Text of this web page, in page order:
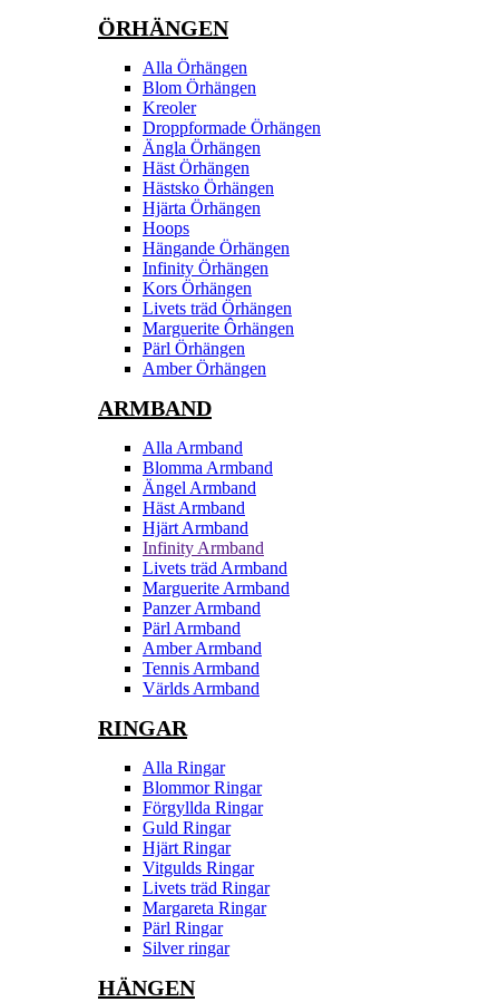
ÖRHÄNGEN
Alla Örhängen
Blom Örhängen
Kreoler
Droppformade Örhängen
Ängla Örhängen
Häst Örhängen
Hästsko Örhängen
Hjärta Örhängen
Hoops
Hängande Örhängen
Infinity Örhängen
Kors Örhängen
Livets träd Örhängen
Marguerite Ôrhängen
Pärl Örhängen
Amber Örhängen
ARMBAND
Alla Armband
Blomma Armband
Ängel Armband
Häst Armband
Hjärt Armband
Infinity Armband
Livets träd Armband
Marguerite Armband
Panzer Armband
Pärl Armband
Amber Armband
Tennis Armband
Världs Armband
RINGAR
Alla Ringar
Blommor Ringar
Förgyllda Ringar
Guld Ringar
Hjärt Ringar
Vitgulds Ringar
Livets träd Ringar
Margareta Ringar
Pärl Ringar
Silver ringar
HÄNGEN